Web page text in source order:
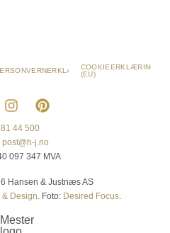
COOKIEERKLÆRING
(EU)
44 500
post@h-j.no
097 347 MVA
Hansen & Justnæs AS
Design . Foto: Desired Focus